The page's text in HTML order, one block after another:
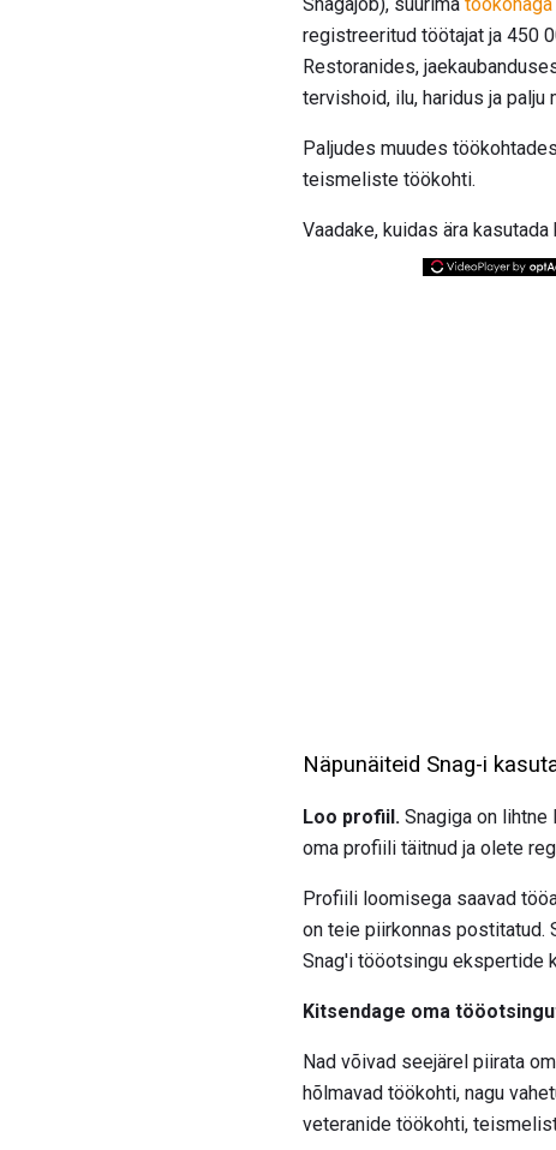
registreeritud töötajat ja 450
Restoranides,
tervishoid, ilu, haridus ja
Paljudes muudes
teismeliste töökohti.
Vaadake, kuidas ära
Näpunäiteid Snag-i
Loo profiil. Snagiga on lihtne
oma profiili täitnud ja olete
Profiili loomisega saavad
on teie piirkonnas postitatud.
Snag'i tööotsingu ekspertide
Kitsendage oma
Nad võivad seejärel piirata
hõlmavad töökohti, nagu
veteranide töökohti,